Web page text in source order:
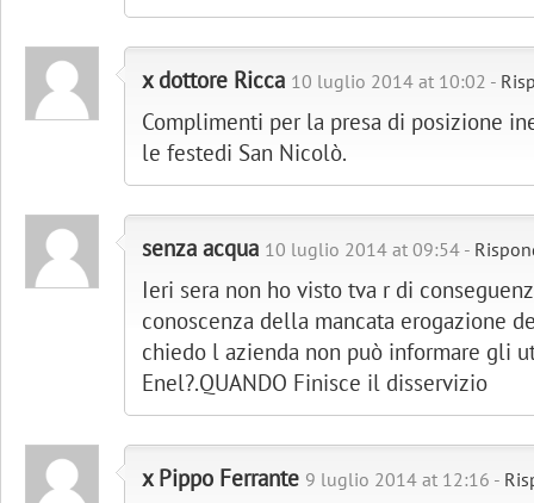
x dottore Ricca 10 luglio 2014 at 10:02 -
Complimenti per la presa di posizione
le festedi San Nicolò.
senza acqua 10 luglio 2014 at 09:54 -
Ieri sera non ho visto tva r di
conoscenza della mancata erogazione
chiedo l azienda non può informare gli
Enel?.QUANDO Finisce il disservizio
x Pippo Ferrante 9 luglio 2014 at 12:16 -